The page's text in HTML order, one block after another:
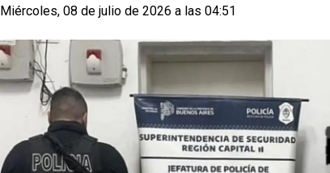
Miércoles, 08 de julio de 2026 a las 04:51